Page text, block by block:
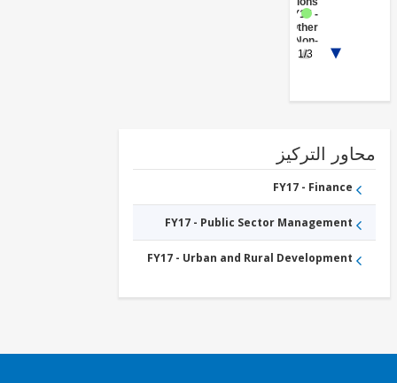
bank
Protection
FY17 -
Other
Industry,
Trade
Services
التركيز
FY17 - Finance
FY17 - Public Sector Management
FY17 - Urban and Rural Development